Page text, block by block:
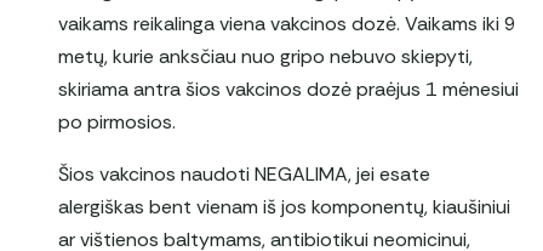
vaikams reikalinga viena vakcinos dozė. Vaikams iki 9
metų, kurie anksčiau nuo gripo nebuvo skiepyti,
skiriama antra šios vakcinos dozė praėjus 1 mėnesiui
po pirmosios.
Šios vakcinos naudoti NEGALIMA, jei esate
alergiškas bent vienam iš jos komponentų, kiaušiniui
ar vištienos baltymams, antibiotikui neomicinui,